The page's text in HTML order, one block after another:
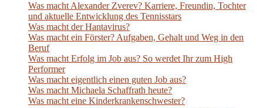
Was macht Alexander Zverev? Karriere, Freundin, Tochter
und aktuelle Entwicklung des Tennisstars
Was macht der Hantavirus?
Was macht ein Förster? Aufgaben, Gehalt und Weg in den
Beruf
Was macht Erfolg im Job aus? So werdet Ihr zum High
Performer
Was macht eigentlich einen guten Job aus?
Was macht Michaela Schaffrath heute?
Was macht eine Kinderkrankenschwester?